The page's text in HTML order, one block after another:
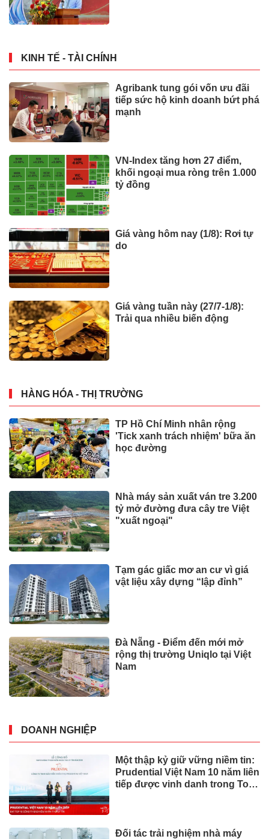
KINH TẾ - TÀI CHÍNH
Agribank tung gói vốn ưu đãi
tiếp sức hộ kinh doanh bứt phá
mạnh
VN-Index tăng hơn 27 điểm,
khối ngoại mua ròng trên 1.000
tỷ đồng
Giá vàng hôm nay (1/8): Rơi tự
do
Giá vàng tuần này (27/7-1/8):
Trải qua nhiều biến động
HÀNG HÓA - THỊ TRƯỜNG
TP Hồ Chí Minh nhân rộng
'Tick xanh trách nhiệm' bữa ăn
học đường
Nhà máy sản xuất ván tre 3.200
tỷ mở đường đưa cây tre Việt
"xuất ngoại"
Tạm gác giấc mơ an cư vì giá
vật liệu xây dựng “lập đỉnh”
Đà Nẵng - Điểm đến mới mở
rộng thị trường Uniqlo tại Việt
Nam
DOANH NGHIỆP
Một thập kỷ giữ vững niềm tin:
Prudential Việt Nam 10 năm liên
tiếp được vinh danh trong Top
Đối tác trải nghiệm nhà máy